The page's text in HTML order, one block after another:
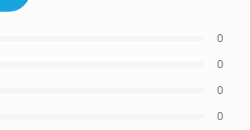
0
0
0
0